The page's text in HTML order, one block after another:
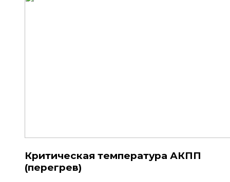
Критическая температура АКПП
(перегрев)